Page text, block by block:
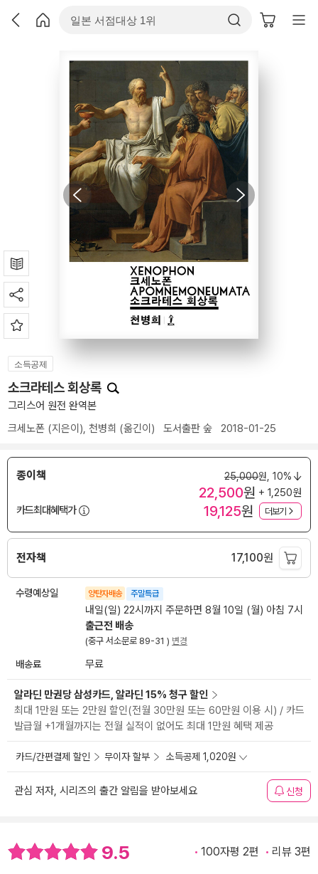
소득공제
소크라테스 회상록
그리스어 원전 완역본
크세노폰 (지은이), 천병희 (옮긴이) 도서출판 숲 2018-01-25
종이책 25,000원, 10%
22,500원 + 1,250원
카드최대혜택가
19,125원 더보기
전자책 17,100원
수령예상일 양탄자배송 주말특급
내일(일) 22시까지 주문하면 8월 10일 (월) 아침 7시
출근전 배송
(중구 서소문로 89-31 ) 변경
배송료 무료
알라딘 만권당 삼성카드, 알라딘 15% 청구 할인
최대 1만원 또는 2만원 할인(전월 30만원 또는 60만원 이용 시) / 카드
발급월 +1개월까지는 전월 실적이 없어도 최대 1만원 혜택 제공
카드/간편결제 할인 무이자 할부 소득공제 1,020원
관심 저자, 시리즈의 출간 알림을 받아보세요 신청
9.5 100자평 2편 리뷰 3편